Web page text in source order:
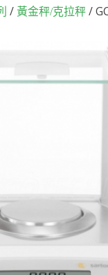
/ 黃金秤/克拉秤/